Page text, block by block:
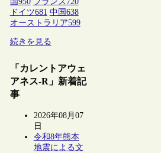
ドイツ681 中国 638
オーストラリア599
続きを見る
「カレントアウェ
アネス-R」新着記
事
2026年08月07
日
令和8年熊本
地震による文